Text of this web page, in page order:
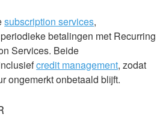
subscription services,
betalingen met Recurring
Services. Beide
credit management, zodat
ongemerkt onbetaald blijft.